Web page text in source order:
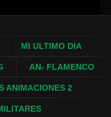
MI ULTIMO DIA
AN- FLAMENCO
ANIMACIONES 2